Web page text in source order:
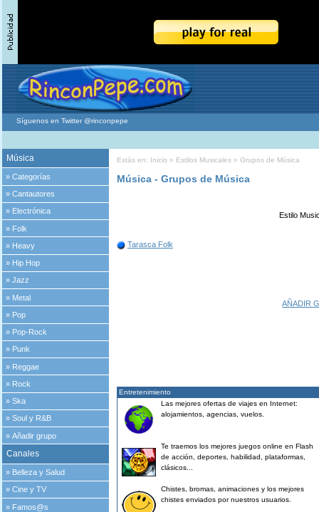
Síguenos en Twitter @rinconpepe
Música
»Categorías
»Cantautores
» Electrónica
» Folk
» Heavy
» Hip Hop
»Jazz
» Metal
» Pop
» Pop-Rock
» Punk
» Reggae
» Rock
»Ska
»Soul y R&B
»Añadir grupo
Canales
» Belleza y Salud
»Cine y TV
» Famos@s
Estás en: Inicio » Estilos Musicales» Grupos de Música
Música - Grupos de Música
Estilo
Tarasca Folk
AÑADIR
Entretenimiento
Las mejores ofertas de viajes en Internet:
alojamientos, agencias, vuelos.
Te traemos los mejores juegos online en Flash
de acción, deportes, habilidad, plataformas,
clásicos...
Chistes, bromas, animaciones y los mejores
chistes enviados por nuestros usuarios.